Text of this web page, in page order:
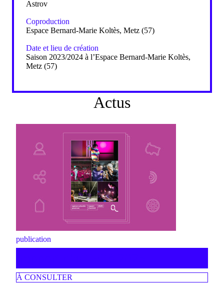
Astrov
Coproduction
Espace Bernard-Marie Koltès, Metz (57)
Date et lieu de création
Saison 2023/2024 à l’Espace Bernard-Marie Koltès,
Metz (57)
Actus
publication
À CONSULTER